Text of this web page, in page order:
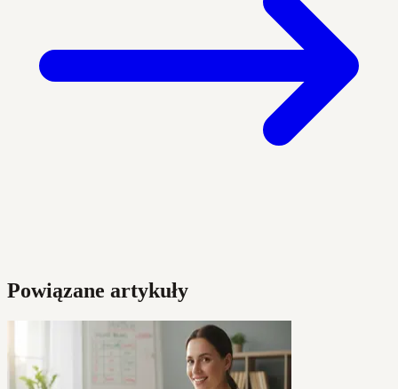
Powiązane artykuły